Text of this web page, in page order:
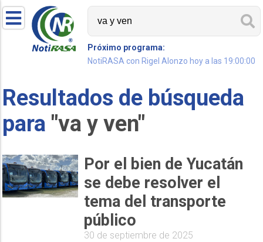
Próximo programa:
NotiRASA con Rigel Alonzo hoy a las 19:00:00
Resultados de búsqueda
para "va y ven"
Por el bien de Yucatán
se debe resolver el
tema del transporte
público
30 de septiembre de 2025